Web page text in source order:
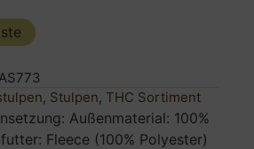
, Stulpen, THC Sortiment
Außenmaterial: 100%
Fleece (100% Polyester)